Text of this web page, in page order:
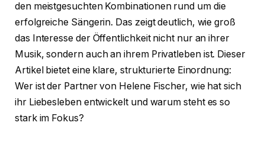
den meistgesuchten Kombinationen rund um die
erfolgreiche Sängerin. Das zeigt deutlich, wie groß
das Interesse der Öffentlichkeit nicht nur an ihrer
Musik, sondern auch an ihrem Privatleben ist. Dieser
Artikel bietet eine klare, strukturierte Einordnung:
Wer ist der Partner von Helene Fischer, wie hat sich
ihr Liebesleben entwickelt und warum steht es so
stark im Fokus?